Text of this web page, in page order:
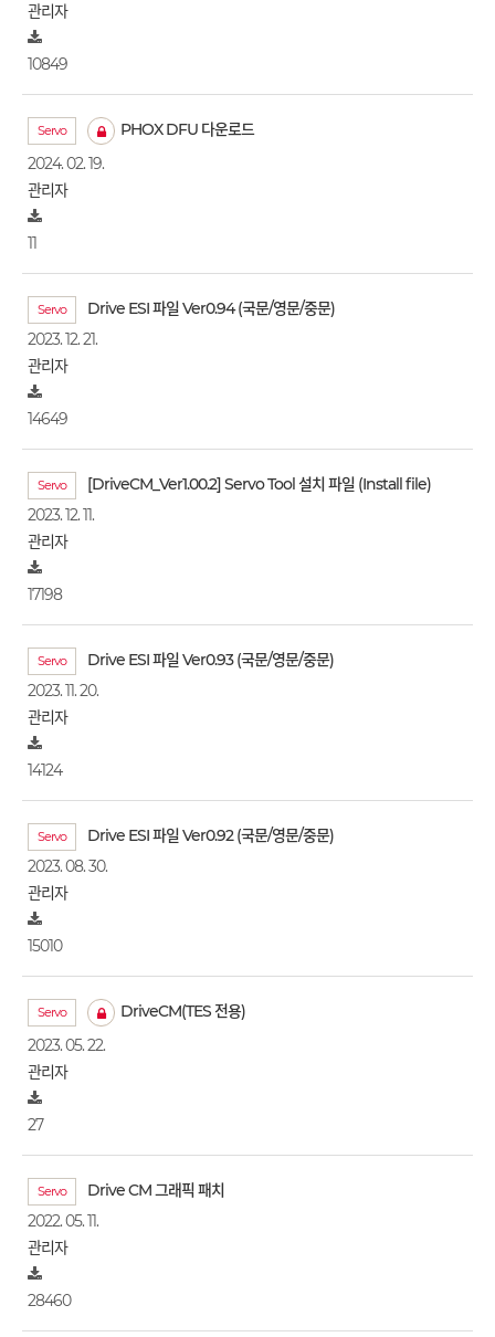
관리자
10849
Servo
PHOX DFU 다운로드
2024. 02. 19.
관리자
11
Servo
Drive ESI 파일 Ver0.94 (국문/영문/중문)
2023. 12. 21.
관리자
14649
Servo
[DriveCM_Ver1.00.2] Servo Tool 설치 파일 (Install file)
2023. 12. 11.
관리자
17198
Servo
Drive ESI 파일 Ver0.93 (국문/영문/중문)
2023. 11. 20.
관리자
14124
Servo
Drive ESI 파일 Ver0.92 (국문/영문/중문)
2023. 08. 30.
관리자
15010
Servo
DriveCM(TES 전용)
2023. 05. 22.
관리자
27
Servo
Drive CM 그래픽 패치
2022. 05. 11.
관리자
28460